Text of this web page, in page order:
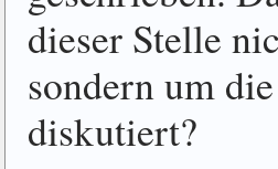
dieser Stelle
sondern um
diskutiert?